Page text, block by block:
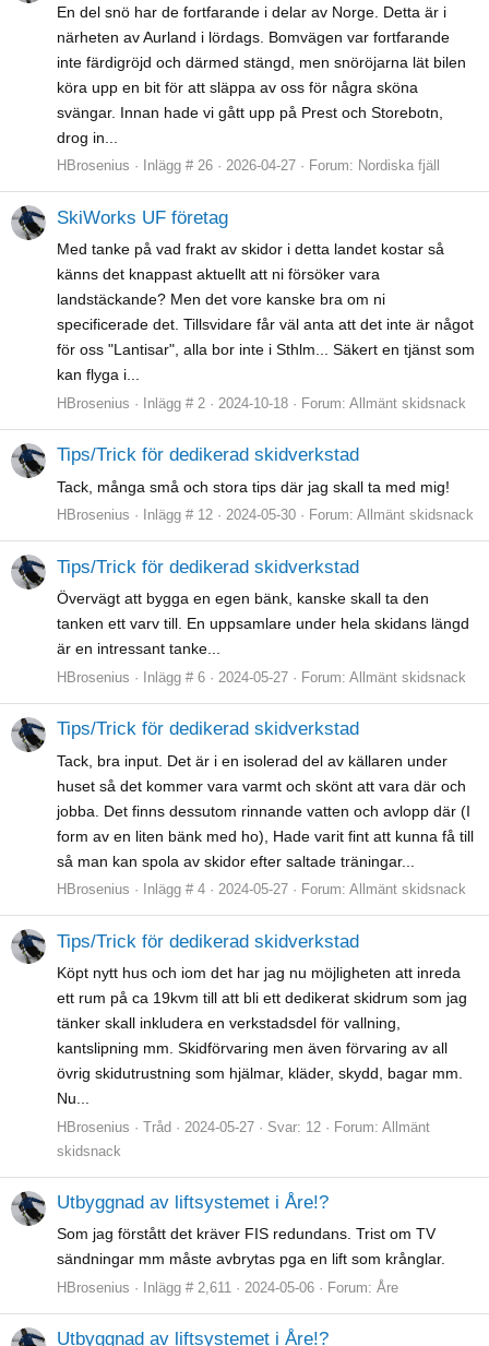
En del snö har de fortfarande i delar av Norge. Detta är i
närheten av Aurland i lördags. Bomvägen var fortfarande
inte färdigröjd och därmed stängd, men snöröjarna lät bilen
köra upp en bit för att släppa av oss för några sköna
svängar. Innan hade vi gått upp på Prest och Storebotn,
drog in...
HBrosenius Inlägg # 26 2026-04-27 Forum: Nordiska fjäll
SkiWorks UF företag
Med tanke på vad frakt av skidor i detta landet kostar så
känns det knappast aktuellt att ni försöker vara
landstäckande? Men det vore kanske bra om ni
specificerade det. Tillsvidare får väl anta att det inte är något
för oss "Lantisar", alla bor inte i Sthlm... Säkert en tjänst som
kan flyga i...
HBrosenius Inlägg # 2 2024-10-18 Forum: Allmänt skidsnack
Tips/Trick för dedikerad skidverkstad
Tack, många små och stora tips där jag skall ta med mig!
HBrosenius Inlägg # 12 2024-05-30 Forum: Allmänt skidsnack
Tips/Trick för dedikerad skidverkstad
Övervägt att bygga en egen bänk, kanske skall ta den
tanken ett varv till. En uppsamlare under hela skidans längd
är en intressant tanke...
HBrosenius Inlägg # 6 2024-05-27 Forum: Allmänt skidsnack
Tips/Trick för dedikerad skidverkstad
Tack, bra input. Det är i en isolerad del av källaren under
huset så det kommer vara varmt och skönt att vara där och
jobba. Det finns dessutom rinnande vatten och avlopp där (I
form av en liten bänk med ho), Hade varit fint att kunna få till
så man kan spola av skidor efter saltade träningar...
HBrosenius Inlägg # 4 2024-05-27 Forum: Allmänt skidsnack
Tips/Trick för dedikerad skidverkstad
Köpt nytt hus och iom det har jag nu möjligheten att inreda
ett rum på ca 19kvm till att bli ett dedikerat skidrum som jag
tänker skall inkludera en verkstadsdel för vallning,
kantslipning mm. Skidförvaring men även förvaring av all
övrig skidutrustning som hjälmar, kläder, skydd, bagar mm.
Nu...
HBrosenius Tråd 2024-05-27 Svar: 12 Forum: Allmänt
skidsnack
Utbyggnad av liftsystemet i Åre!?
Som jag förstått det kräver FIS redundans. Trist om TV
sändningar mm måste avbrytas pga en lift som krånglar.
HBrosenius Inlägg # 2,611 2024-05-06 Forum: Åre
Utbyggnad av liftsystemet i Åre!?